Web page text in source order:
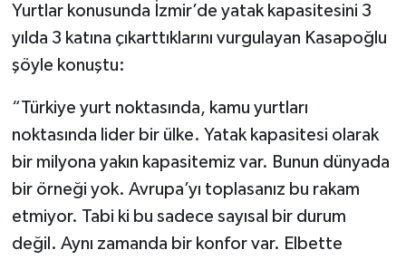
Yurtlar konusunda İzmir’de yatak kapasitesini 3
yılda 3 katına çıkarttıklarını vurgulayan Kasapoğlu
şöyle konuştu:
“Türkiye yurt noktasında, kamu yurtları
noktasında lider bir ülke. Yatak kapasitesi olarak
bir milyona yakın kapasitemiz var. Bunun dünyada
bir örneği yok. Avrupa’yı toplasanız bu rakam
etmiyor. Tabi ki bu sadece sayısal bir durum
değil. Aynı zamanda bir konfor var. Elbette